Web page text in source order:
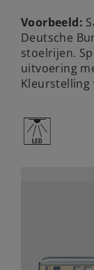
Voorbeeld:
Deutsche
stoelrijen.
uitvoering
Kleurstelling
,